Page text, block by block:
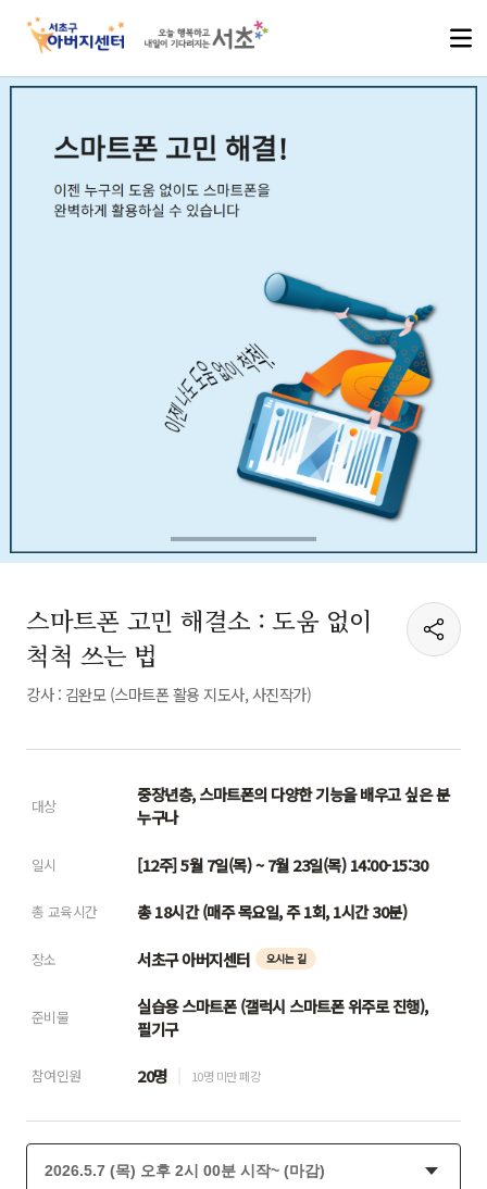
스마트폰 고민 해결소 : 도움 없이
척척 쓰는 법
강사 : 김완모 (스마트폰 활용 지도사, 사진작가)
대상
중장년층, 스마트폰의 다양한 기능을 배우고 싶은 분
누구나
일시 [12주] 5월 7일(목) ~ 7월 23일(목) 14:00-15:30
총 교육시간 총 18시간 (매주 목요일, 주 1회, 1시간 30분)
장소 서초구 아버지센터 오시는 길
준비물
실습용 스마트폰 (갤럭시 스마트폰 위주로 진행),
필기구
참여인원 20명 10명 미만 폐강